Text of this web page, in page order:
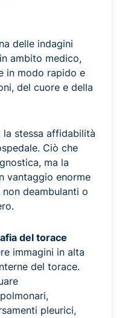
delle indagini
ambito medico,
in modo rapido e
del cuore e della
la stessa affidabilità
Ciò che
ma la
vantaggio enorme
deambulanti o
del torace
immagini in alta
del torace.
pleurici,